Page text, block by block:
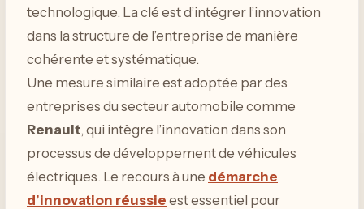
technologique. La clé est d’intégrer l’innovation
dans la structure de l’entreprise de manière
cohérente et systématique.
Une mesure similaire est adoptée par des
entreprises du secteur automobile comme
Renault, qui intègre l’innovation dans son
processus de développement de véhicules
électriques. Le recours à une démarche
d’innovation réussie est essentiel pour